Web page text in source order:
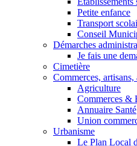
Petite enfance
Transport
Conseil
Démarches
Je fais une
Cimetière
Commerces,
Agriculture
Commerces &
Annuaire Santé
Union
Urbanisme
Le Plan Local